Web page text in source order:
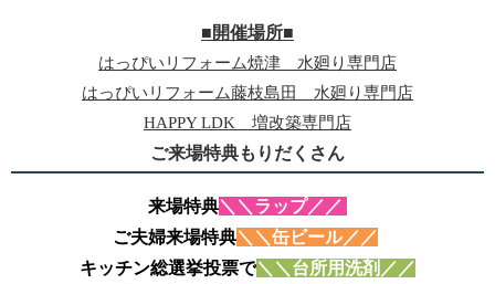
■開催場所■
はっぴいリフォーム焼津 水廻り専門店
はっぴいリフォーム藤枝島田 水廻り専門店
HAPPY LDK 増改築専門店
ご来場特典もりだくさん
来場特典＼＼ラップ／／
ご夫婦来場特典＼＼缶ビール／／
キッチン総選挙投票で＼＼台所用洗剤 ／／